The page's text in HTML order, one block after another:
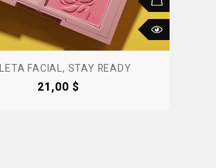
FACIAL, STAY READY
Precio
21,00 $